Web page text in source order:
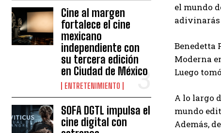
Cine al margen
fortalece el cine
mexicano
independiente con
su tercera edición
en Ciudad de México
ENTRETENIMIENTO
SOFA DGTL impulsa el
cine digital con
el mundo
adivinarás
Benedetta
Moderna
Luego
A lo largo
mundo
Además,